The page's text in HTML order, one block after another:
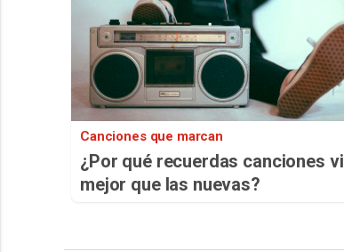
Canciones que marcan
¿Por qué recuerdas canciones
mejor que las nuevas?